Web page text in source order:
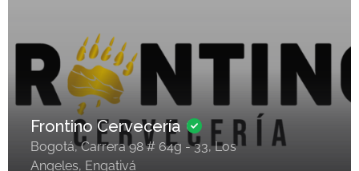
Frontino Cervecería
Bogotá, Carrera 98 # 64g - 33, Los
Angeles, Engativá